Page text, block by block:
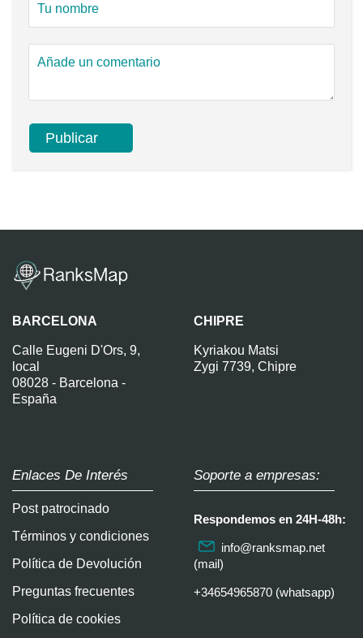
BARCELONA
Calle Eugeni D'Ors, 9,
local
08028 - Barcelona -
España
CHIPRE
Kyriakou Matsi
Zygi 7739, Chipre
Enlaces De Interés
Post patrocinado
Términos y condiciones
Política de Devolución
Preguntas frecuentes
Política de cookies
Soporte a empresas:
Respondemos en 24H-48h:
info@ranksmap.net
(mail)
+34654965870 (whatsapp)